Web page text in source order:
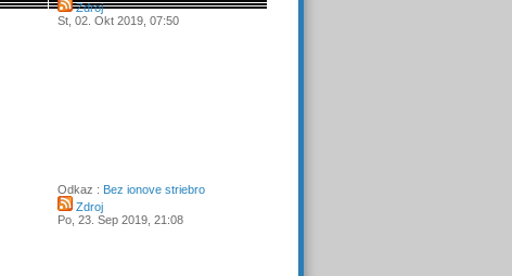
Zdroj
St, 02. Okt 2019, 07:50
Odkaz : Bez ionove striebro
Zdroj
Po, 23. Sep 2019, 21:08